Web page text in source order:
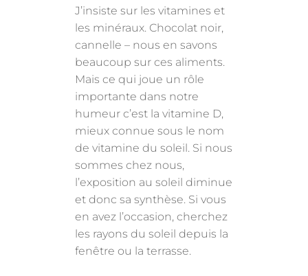
J’insiste sur les vitamines et
les minéraux. Chocolat noir,
cannelle – nous en savons
beaucoup sur ces aliments.
Mais ce qui joue un rôle
importante dans notre
humeur c’est la vitamine D,
mieux connue sous le nom
de vitamine du soleil. Si nous
sommes chez nous,
l’exposition au soleil diminue
et donc sa synthèse. Si vous
en avez l’occasion, cherchez
les rayons du soleil depuis la
fenêtre ou la terrasse.